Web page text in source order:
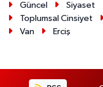
Güncel Siyaset
Toplumsal Cinsiyet
Van
Erciş